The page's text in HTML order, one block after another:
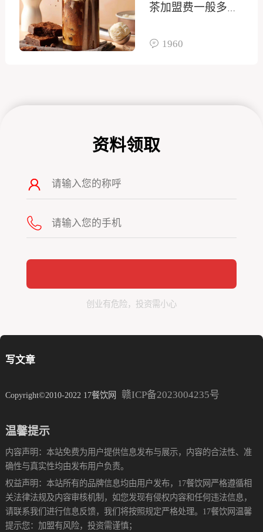
茶加盟费一般多少
1960
资料领取
创业有危险，投资需小心
写文章
Copyright©2010-2022 17餐饮网 赣ICP备2023004235号
温馨提示
内容声明：本站免费为用户提供信息发布与展示，内容的合法性、准
确性与真实性均由发布用户负责。
权益声明：本站所有的品牌信息均由用户发布，17餐饮网严格遵循相
关法律法规及内容审核机制，如您发现有侵权内容和任何违法信息，
请联系我们进行信息反馈，我们将按照规定严格处理。17餐饮网温馨
提示您：加盟有风险，投资需谨慎；